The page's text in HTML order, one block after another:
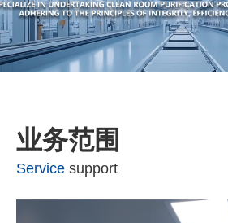
业务范围
Service support